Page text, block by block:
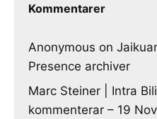
Kommentarer
Anonymous on
Presence archiver
Marc Steiner | Intra
kommenterar – 19